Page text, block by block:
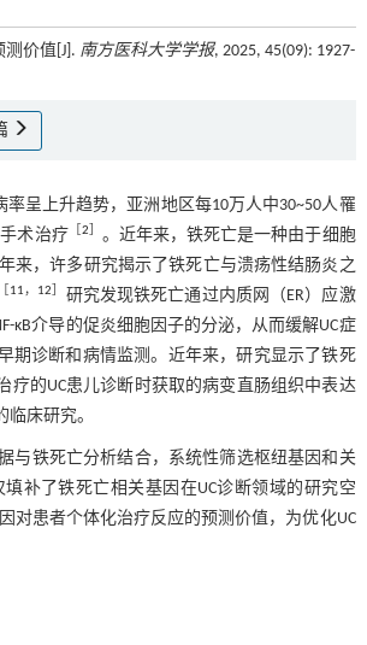
价值[J]. 南方医科大学学报, 2025, 45(09): 1927-
呈上升趋势，亚洲地区每10万人中30~50人罹
术治疗［ 2
。近年来，铁死亡是一种由于细胞
来，许多研究揭示了铁死亡与溃疡性结肠炎之
11， 12
研究发现铁死亡通过内质网（ER）应激
κB介导的促炎细胞因子的分泌，从而缓解UC症
期诊断和病情监测。近年来，研究显示了铁死
疗的UC患儿诊断时获取的病变直肠组织中表达
床研究。
与铁死亡分析结合，系统性筛选枢纽基因和关
补了铁死亡相关基因在UC诊断领域的研究空
对患者个体化治疗反应的预测价值，为优化UC